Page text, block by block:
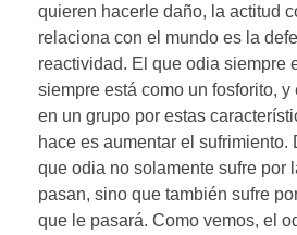
quieren hacerle daño, la actitud
relaciona con el mundo es la
reactividad. El que odia siempre
siempre está como un fosforito,
en un grupo por estas
hace es aumentar el sufrimiento.
que odia no solamente sufre por
pasan, sino que también sufre
que le pasará. Como vemos, el